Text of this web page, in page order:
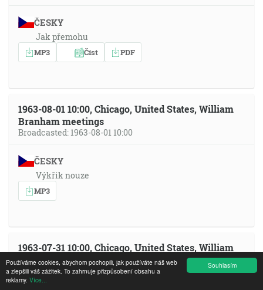
Souhlasím
Používáme cookies, abychom pochopili, jak používáte náš web
a zlepšili váš zážitek. To zahrnuje přizpůsobení obsahu a
reklamy. Více...
ČESKY
Jak přemohu
MP3 Číst PDF
1963-08-01 10:00, Chicago, United States, William
Branham meetings
Broadcasted: 1963-08-01 10:00
ČESKY
Výkřik nouze
MP3
1963-07-31 10:00, Chicago, United States, William
Branham meetings
Broadcasted: 1963-07-31 10:00